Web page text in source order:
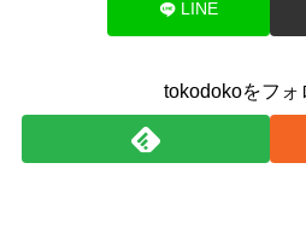
LINE
tokodokoをフォ